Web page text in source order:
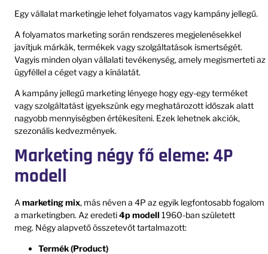
Egy vállalat marketingje lehet folyamatos vagy kampány jellegű.
A folyamatos marketing során rendszeres megjelenésekkel
javítjuk márkák, termékek vagy szolgáltatások ismertségét.
Vagyis minden olyan vállalati tevékenység, amely megismerteti az
ügyféllel a céget vagy a kínálatát.
A kampány jellegű marketing lényege hogy egy-egy terméket
vagy szolgáltatást igyekszünk egy meghatározott időszak alatt
nagyobb mennyiségben értékesíteni. Ezek lehetnek akciók,
szezonális kedvezmények.
Marketing négy fő eleme: 4P
modell
Amarketing mix, más néven a 4P az egyik legfontosabb fogalom
a marketingben. Az eredeti4p modell 1960-ban született
meg. Négy alapvető összetevőt tartalmazott:
Termék (Product)